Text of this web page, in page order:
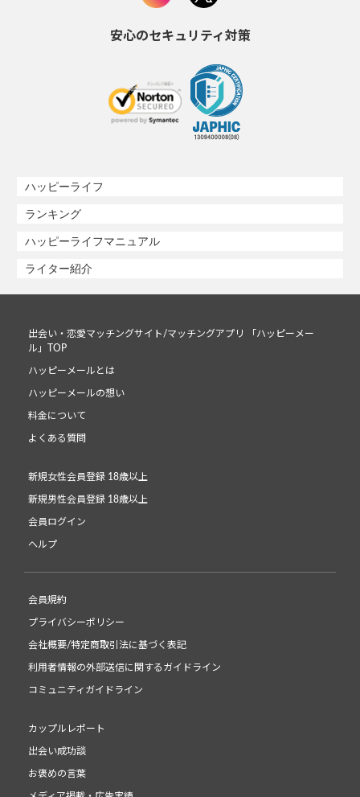
安心のセキュリティ対策
ハッピーライフ
ランキング
ハッピーライフマニュアル
ライター紹介
出会い・恋愛マッチングサイト/マッチングアプリ 「ハッピーメー
ル」TOP
ハッピーメールとは
ハッピーメールの想い
料金について
よくある質問
新規女性会員登録 18歳以上
新規男性会員登録 18歳以上
会員ログイン
ヘルプ
会員規約
プライバシーポリシー
会社概要/特定商取引法に基づく表記
利用者情報の外部送信に関するガイドライン
コミュニティガイドライン
カップルレポート
出会い成功談
お褒めの言葉